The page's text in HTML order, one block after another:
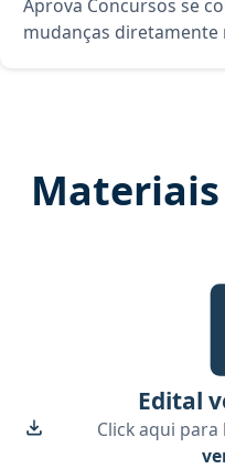
Aprova Concursos se
mudanças diretamente
Edital
Click aqui